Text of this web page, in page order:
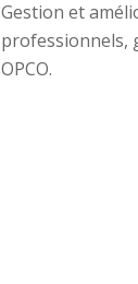
Gestion et
professionnels,
OPCO.